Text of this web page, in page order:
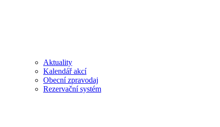
Aktuality
Kalendář akcí
Obecní zpravodaj
Rezervační systém